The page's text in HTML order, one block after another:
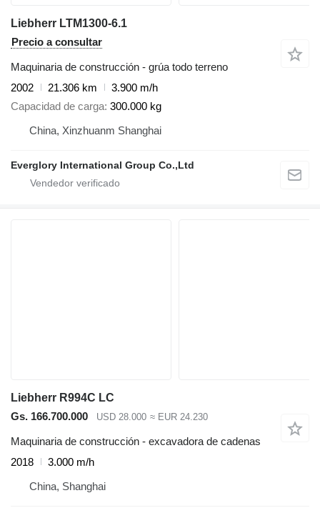
Liebherr LTM1300-6.1
Precio a consultar
Maquinaria de construcción - grúa todo terreno
2002
21.306 km
3.900 m/h
Capacidad de carga 300.000 kg
China, Xinzhuanm Shanghai
Everglory International Group Co.,Ltd
Liebherr R994C LC
Gs. 166.700.000
USD 28.000 ≈ EUR 24.230
Maquinaria de construcción - excavadora de cadenas
2018
3.000 m/h
China, Shanghai